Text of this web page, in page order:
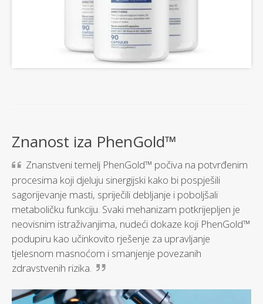
Znanost iza PhenGold™
Znanstveni temelj PhenGold™ počiva na potvrđenim
procesima koji djeluju sinergijski kako bi pospješili
sagorijevanje masti, spriječili debljanje i poboljšali
metaboličku funkciju. Svaki mehanizam potkrijepljen je
neovisnim istraživanjima, nudeći dokaze koji PhenGold™
podupiru kao učinkovito rješenje za upravljanje
tjelesnom masnoćom i smanjenje povezanih
zdravstvenih rizika.